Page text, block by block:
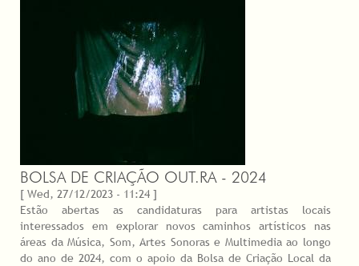
BOLSA DE CRIAÇÃO OUT.RA - 2024
[ Wed, 27/12/2023 - 11:24 ]
Estão abertas as candidaturas para artistas locais
interessados em explorar novos caminhos artísticos nas
áreas da Música, Som, Artes Sonoras e Multimedia ao longo
do ano de 2024, com o apoio da Bolsa de Criação Local da